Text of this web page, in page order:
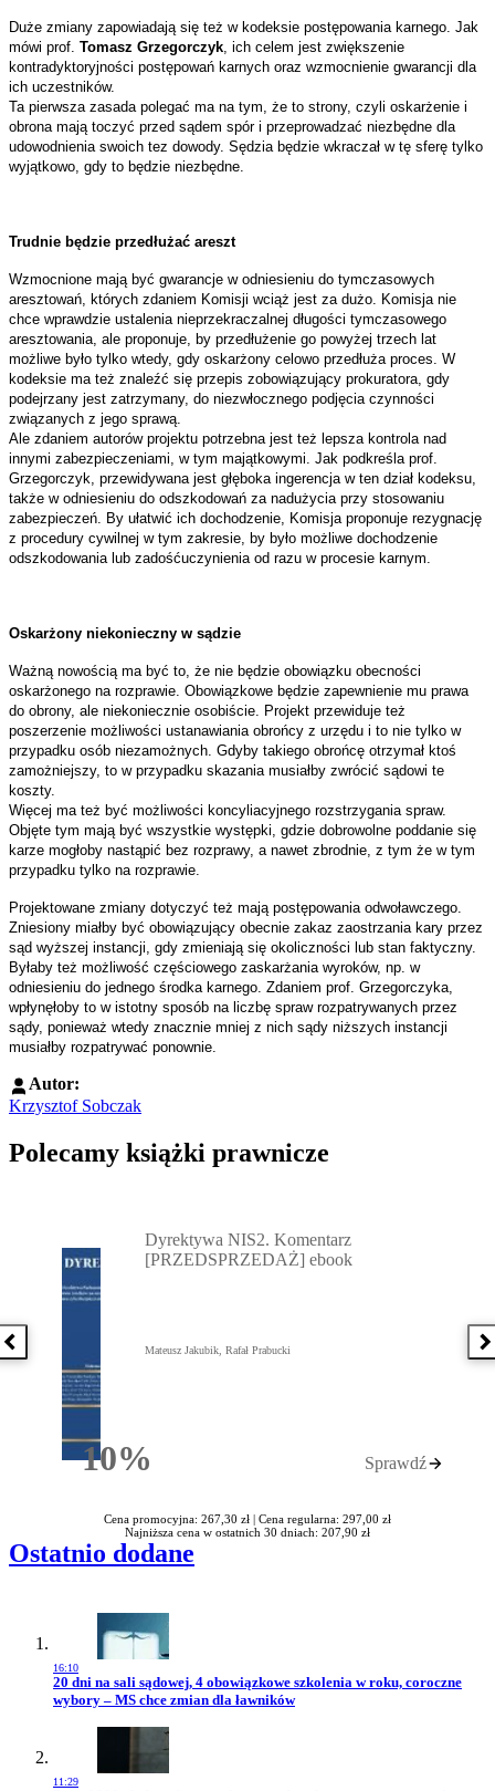
Duże zmiany zapowiadają się też w kodeksie postępowania karnego. Jak
mówi prof. Tomasz Grzegorczyk, ich celem jest zwiększenie
kontradyktoryjności postępowań karnych oraz wzmocnienie gwarancji dla
ich uczestników.
Ta pierwsza zasada polegać ma na tym, że to strony, czyli oskarżenie i
obrona mają toczyć przed sądem spór i przeprowadzać niezbędne dla
udowodnienia swoich tez dowody. Sędzia będzie wkraczał w tę sferę tylko
wyjątkowo, gdy to będzie niezbędne.
Trudnie będzie przedłużać areszt
Wzmocnione mają być gwarancje w odniesieniu do tymczasowych
aresztowań, których zdaniem Komisji wciąż jest za dużo. Komisja nie
chce wprawdzie ustalenia nieprzekraczalnej długości tymczasowego
aresztowania, ale proponuje, by przedłużenie go powyżej trzech lat
możliwe było tylko wtedy, gdy oskarżony celowo przedłuża proces. W
kodeksie ma też znaleźć się przepis zobowiązujący prokuratora, gdy
podejrzany jest zatrzymany, do niezwłocznego podjęcia czynności
związanych z jego sprawą.
Ale zdaniem autorów projektu potrzebna jest też lepsza kontrola nad
innymi zabezpieczeniami, w tym majątkowymi. Jak podkreśla prof.
Grzegorczyk, przewidywana jest głęboka ingerencja w ten dział kodeksu,
także w odniesieniu do odszkodowań za nadużycia przy stosowaniu
zabezpieczeń. By ułatwić ich dochodzenie, Komisja proponuje rezygnację
z procedury cywilnej w tym zakresie, by było możliwe dochodzenie
odszkodowania lub zadośćuczynienia od razu w procesie karnym.
Oskarżony niekonieczny w sądzie
Ważną nowością ma być to, że nie będzie obowiązku obecności
oskarżonego na rozprawie. Obowiązkowe będzie zapewnienie mu prawa
do obrony, ale niekoniecznie osobiście. Projekt przewiduje też
poszerzenie możliwości ustanawiania obrońcy z urzędu i to nie tylko w
przypadku osób niezamożnych. Gdyby takiego obrońcę otrzymał ktoś
zamożniejszy, to w przypadku skazania musiałby zwrócić sądowi te
koszty.
Więcej ma też być możliwości koncyliacyjnego rozstrzygania spraw.
Objęte tym mają być wszystkie występki, gdzie dobrowolne poddanie się
karze mogłoby nastąpić bez rozprawy, a nawet zbrodnie, z tym że w tym
przypadku tylko na rozprawie.
Projektowane zmiany dotyczyć też mają postępowania odwoławczego.
Zniesiony miałby być obowiązujący obecnie zakaz zaostrzania kary przez
sąd wyższej instancji, gdy zmieniają się okoliczności lub stan faktyczny.
Byłaby też możliwość częściowego zaskarżania wyroków, np. w
odniesieniu do jednego środka karnego. Zdaniem prof. Grzegorczyka,
wpłynęłoby to w istotny sposób na liczbę spraw rozpatrywanych przez
sądy, ponieważ wtedy znacznie mniej z nich sądy niższych instancji
musiałby rozpatrywać ponownie.
Autor:
Krzysztof Sobczak
Polecamy książki prawnicze
Poprzednia książka
10%Rabatu
Dyrektywa NIS2. Komentarz
[PRZEDSPRZEDAŻ] ebook
Mateusz Jakubik, Rafał Prabucki
Sprawdź
Cena promocyjna: 267,30 zł | Cena regularna: 297,00 zł
Najniższa cena w ostatnich 30 dniach: 207,90 zł
Ostatnio dodane
16:10
Przejdź do artykułu:
20 dni na sali sądowej, 4 obowiązkowe szkolenia w roku, coroczne
wybory – MS chce zmian dla ławników
11:29